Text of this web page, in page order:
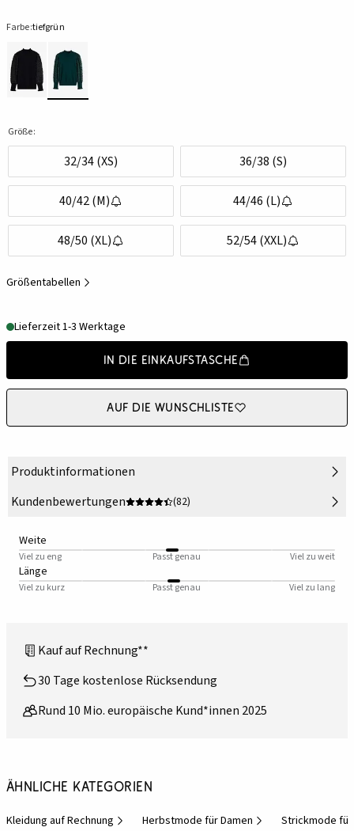
Farbe:tiefgrün
Größe:
32/34 (XS) 36/38 (S)
40/42 (M) 44/46 (L)
48/50 (XL) 52/54 (XXL)
Größentabellen
Lieferzeit 1-3 Werktage
In die Einkaufstasche
Auf die Wunschliste
Produktinformationen
Kundenbewertungen
(82)
Weite
Viel zu eng Passt genau Viel zu weit
Länge
Viel zu kurz Passt genau Viel zu lang
Kauf auf Rechnung**
30 Tage kostenlose Rücksendung
Rund 10 Mio. europäische Kund*innen 2025
Ähnliche Kategorien
Kleidung auf Rechnung Herbstmode für Damen Strickmode für